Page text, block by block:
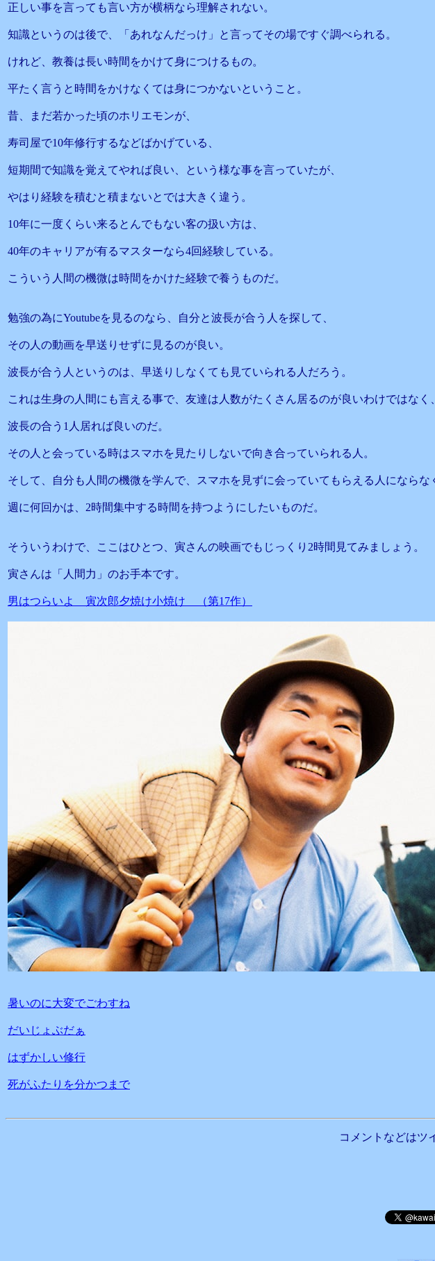
正しい事を言っても言い方が横柄なら理解されない。
知識というのは後で、「あれなんだっけ」と言ってその場ですぐ調べられる。
けれど、教養は長い時間をかけて身につけるもの。
平たく言うと時間をかけなくては身につかないということ。
昔、まだ若かった頃のホリエモンが、
寿司屋で10年修行するなどばかげている、
短期間で知識を覚えてやれば良い、という様な事を言っていたが、
やはり経験を積むと積まないとでは大きく違う。
10年に一度くらい来るとんでもない客の扱い方は、
40年のキャリアが有るマスターなら4回経験している。
こういう人間の機微は時間をかけた経験で養うものだ。
勉強の為にYoutubeを見るのなら、自分と波長が合う人を探して、
その人の動画を早送りせずに見るのが良い。
波長が合う人というのは、早送りしなくても見ていられる人だろう。
これは生身の人間にも言える事で、友達は人数がたくさん居るのが良いわけではなく、
波長の合う1人居れば良いのだ。
その人と会っている時はスマホを見たりしないで向き合っていられる人。
そして、自分も人間の機微を学んで、スマホを見ずに会っていてもらえる人にならな
週に何回かは、2時間集中する時間を持つようにしたいものだ。
そういうわけで、ここはひとつ、寅さんの映画でもじっくり2時間見てみましょう。
寅さんは「人間力」のお手本です。
男はつらいよ 寅次郎夕焼け小焼け （第17作）
暑いのに大変でごわすね
だいじょぶだぁ
はずかしい修行
死がふたりを分かつまで
コメントなどはツ